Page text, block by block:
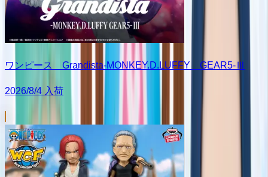
ワンピース Grandista-MONKEY.D.LUFFY GEAR5-Ⅲ
2026/8/4 入荷